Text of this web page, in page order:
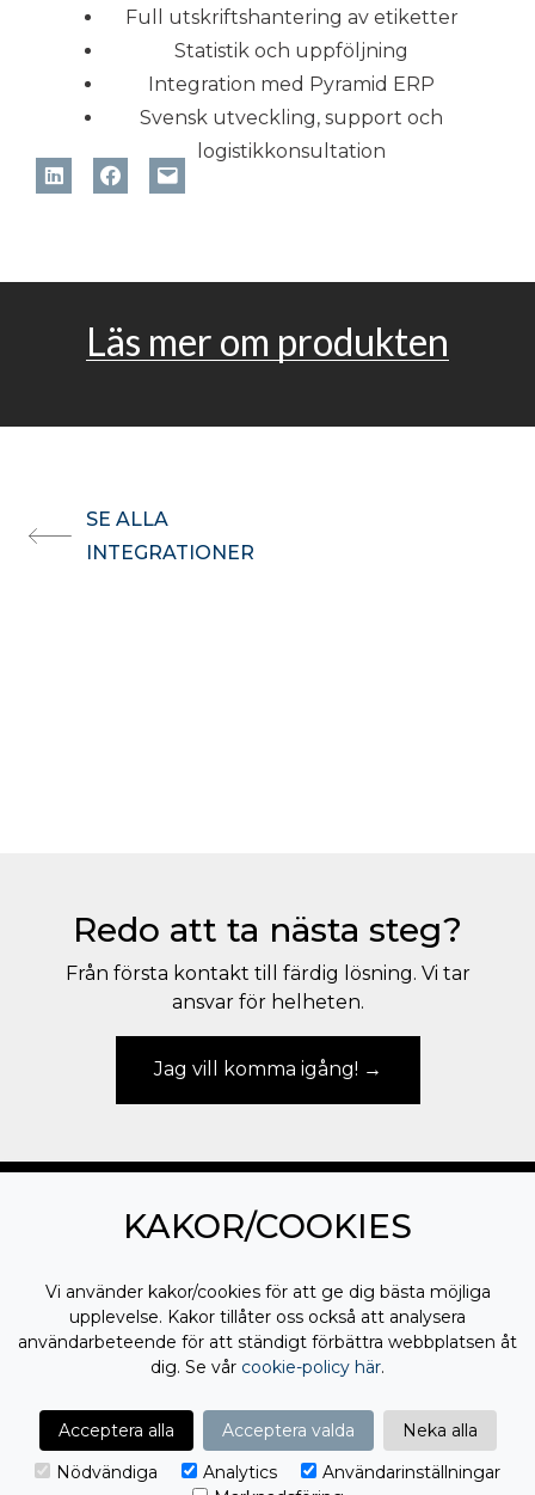
Full utskriftshantering av etiketter
Statistik och uppföljning
Integration med Pyramid ERP
Svensk utveckling, support och
logistikkonsultation
Läs mer om produkten
SE ALLA
INTEGRATIONER
Redo att ta nästa steg?
Från första kontakt till färdig lösning. Vi tar
ansvar för helheten.
Jag vill komma igång!
PROCLIENT
AFFÄRSSYSTEM / ERP
BRANSCHLÖSNINGAR
VÅRT ERBJUDANDE
KUNSKAP
personuppgifter
KAKOR/COOKIES
Vi använder kakor/cookies för att ge dig bästa möjliga
upplevelse. Kakor tillåter oss också att analysera
användarbeteende för att ständigt förbättra webbplatsen åt
dig. Se vår cookie-policy här.
Acceptera alla Acceptera valda
Neka alla
Nödvändiga
Analytics
Användarinställningar